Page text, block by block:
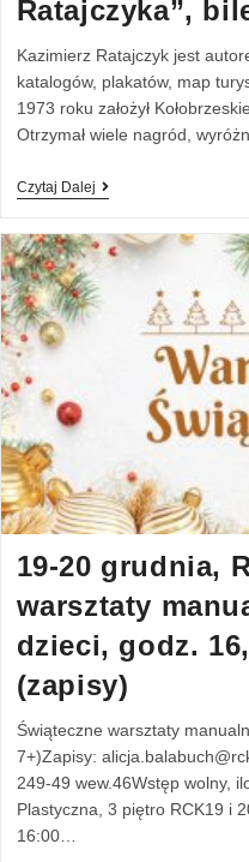
Ratajczyka”,
Kazimierz Ratajczyk jest
katalogów, plakatów, map
1973 roku założył
Otrzymał wiele nagród,
Czytaj Dalej
19-20 grudnia,
warsztaty
dzieci, godz.
(zapisy)
Świąteczne warsztaty
7+)Zapisy:
249-49 wew.46Wstęp wolny,
Plastyczna, 3 piętro RCK19 i
16:00…